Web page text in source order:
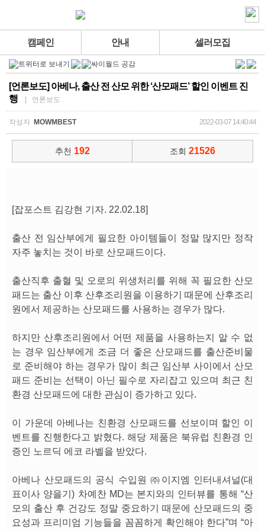
캠페인 안내 셀러모집
[언론보도] 아베나, 출산 전 산모 위한 ‘산모패드’ 할인 이벤트 진
행
| 언론보도
작성자 MOWMBEST 2022-03-07 14:40:44
추천 192 조회 21526
[잡포스트 김강현 기자. 22.02.18]
출산 전 임산부에게 필요한 아이템들이 정말 많지만 정작
자주 놓치는 것이 바로 산모패드이다.
출산직후 출혈 및 오로의 위생처리를 위해 꼭 필요한 산모
패드는 출산 이후 산후조리원을 이용하기 때문에 산후조리
원에서 제공하는 산모패드를 사용하는 경우가 많다.
하지만 산후조리원에서 어떤 제품을 사용하는지 알 수 없
는 경우 임산부에게 조금 더 좋은 산모패드를 출산준비물
로 준비해야 하는 경우가 많이 최근 임산부 사이에서 산모
패드 준비는 선택이 아닌 필수로 자리잡고 있으며 최근 친
환경 산모패드에 대한 관심이 증가하고 있다.
이 가운데 아베나는 친환경 산모패드를 선보이며 할인 이
벤트를 진행한다고 밝혔다. 해당 제품은 북유럽 친환경 인
증인 노르딕 에코 라벨을 받았다.
아베나 산모패드의 공식 수입원 ㈜이지엠 인터내셔널(대
표이사 양을기) 차예찬 MD는 본지와의 인터뷰를 통해 “산
모의 출산 후 건강도 정말 중요하기 때문에 산모패드의 중
요성과 프리미엄 기능들을 꼼꼼하게 확인해야 한다”며 “아